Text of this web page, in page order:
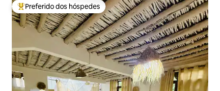
Entre os melhores preferidos dos hóspedes
Preferido dos hóspedes